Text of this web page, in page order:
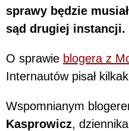
sprawy będzie
sąd drugiej instancji.
O sprawie blogera z
Internautów pisał
Wspomnianym
Kasprowicz,